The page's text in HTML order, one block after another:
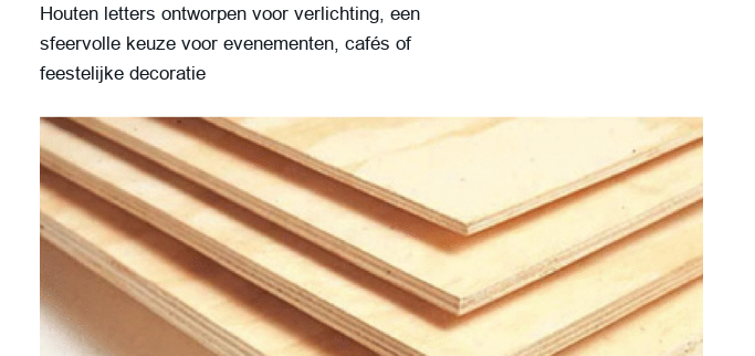
Houten letters ontworpen voor verlichting, een
sfeervolle keuze voor evenementen, cafés of
feestelijke decoratie